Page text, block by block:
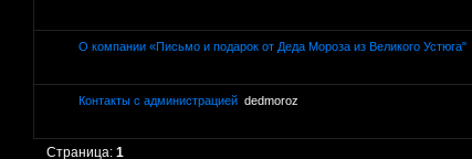
О компании «Письмо и подарок от Деда Мороза из Великого Устюга"
Контакты с администрацией dedmoroz
Страница:1